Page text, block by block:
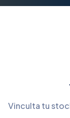
Vinculta tu